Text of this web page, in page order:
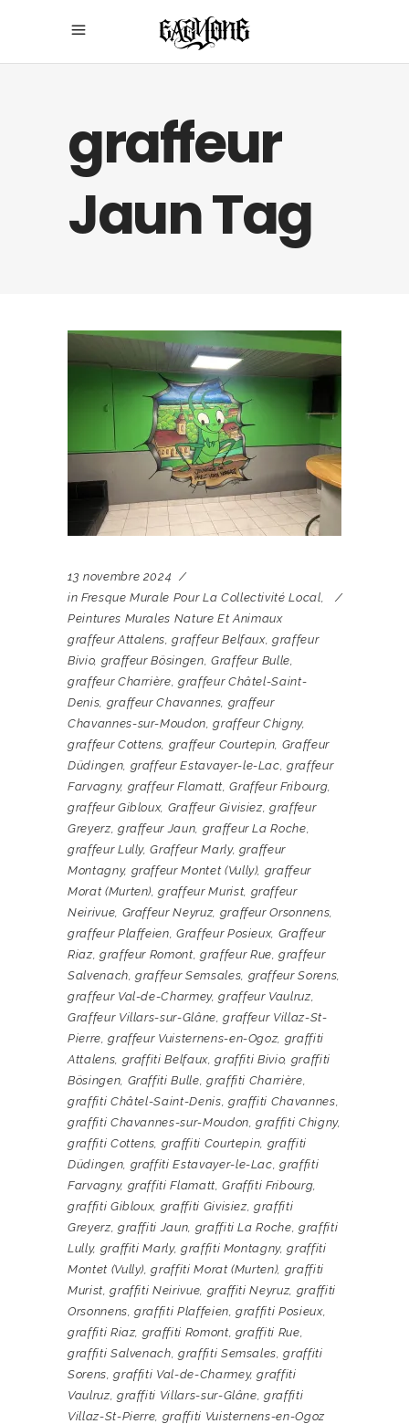
graffeur
Jaun Tag
13 novembre 2024
in Fresque Murale Pour La Collectivité Local,
Peintures Murales Nature Et Animaux
graffeur Attalens,graffeur Belfaux,graffeur
Bivio, graffeur Bösingen, Graffeur Bulle,
graffeur Charrière,graffeur Châtel-Saint-
Denis, graffeur Chavannes, graffeur
Chavannes-sur-Moudon,graffeur Chigny,
graffeur Cottens, graffeur Courtepin, Graffeur
Düdingen, graffeur Estavayer-le-Lac,graffeur
Farvagny, graffeur Flamatt,Graffeur Fribourg,
graffeur Gibloux, Graffeur Givisiez,graffeur
Greyerz, graffeur Jaun, graffeur La Roche,
graffeur Lully,Graffeur Marly, graffeur
Montagny, graffeur Montet (Vully), graffeur
Morat (Murten),graffeur Murist, graffeur
Neirivue, Graffeur Neyruz, graffeur Orsonnens,
graffeur Plaffeien,Graffeur Posieux, Graffeur
Riaz, graffeur Romont, graffeur Rue,graffeur
Salvenach,graffeur Semsales, graffeur Sorens,
graffeur Val-de-Charmey,graffeur Vaulruz,
Graffeur Villars-sur-Glâne,graffeur Villaz-St-
Pierre,graffeur Vuisternens-en-Ogoz, graffiti
Attalens, graffiti Belfaux,graffiti Bivio, graffiti
Bösingen, Graffiti Bulle, graffiti Charrière,
graffiti Châtel-Saint-Denis, graffiti Chavannes,
graffiti Chavannes-sur-Moudon,graffiti Chigny,
graffiti Cottens, graffiti Courtepin, graffiti
Düdingen, graffiti Estavayer-le-Lac,graffiti
Farvagny, graffiti Flamatt,Graffiti Fribourg,
graffiti Gibloux, graffiti Givisiez,graffiti
Greyerz, graffiti Jaun, graffiti La Roche,graffiti
Lully, graffiti Marly, graffiti Montagny,graffiti
Montet (Vully),graffiti Morat (Murten), graffiti
Murist,graffiti Neirivue, graffiti Neyruz, graffiti
Orsonnens,graffiti Plaffeien,graffiti Posieux,
graffiti Riaz, graffiti Romont, graffiti Rue,
graffiti Salvenach,graffiti Semsales,graffiti
Sorens,graffiti Val-de-Charmey,graffiti
Vaulruz, graffiti Villars-sur-Glâne,graffiti
Villaz-St-Pierre, graffiti Vuisternens-en-Ogoz